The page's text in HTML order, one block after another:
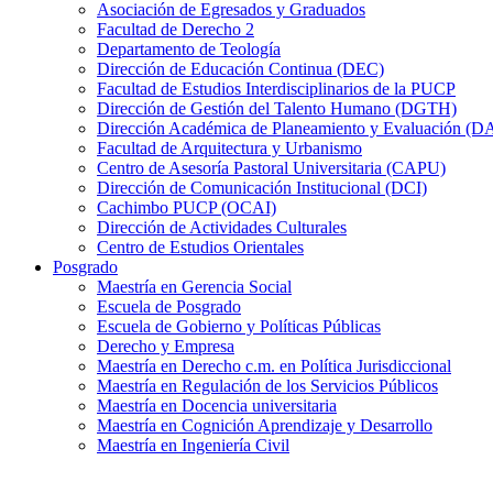
Asociación de Egresados y Graduados
Facultad de Derecho 2
Departamento de Teología
Dirección de Educación Continua (DEC)
Facultad de Estudios Interdisciplinarios de la PUCP
Dirección de Gestión del Talento Humano (DGTH)
Dirección Académica de Planeamiento y Evaluación
Facultad de Arquitectura y Urbanismo
Centro de Asesoría Pastoral Universitaria (CAPU)
Dirección de Comunicación Institucional (DCI)
Cachimbo PUCP (OCAI)
Dirección de Actividades Culturales
Centro de Estudios Orientales
Posgrado
Maestría en Gerencia Social
Escuela de Posgrado
Escuela de Gobierno y Políticas Públicas
Derecho y Empresa
Maestría en Derecho c.m. en Política Jurisdiccional
Maestría en Regulación de los Servicios Públicos
Maestría en Docencia universitaria
Maestría en Cognición Aprendizaje y Desarrollo
Maestría en Ingeniería Civil